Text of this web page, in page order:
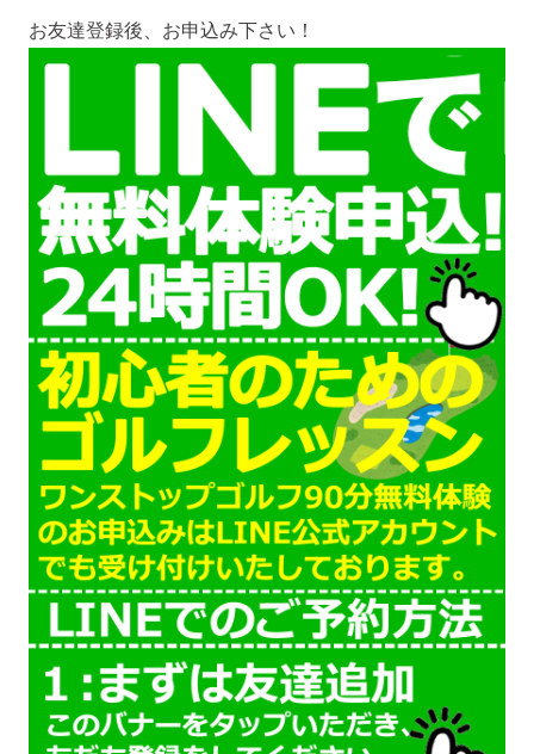
お友達登録後、お申込み下さい！